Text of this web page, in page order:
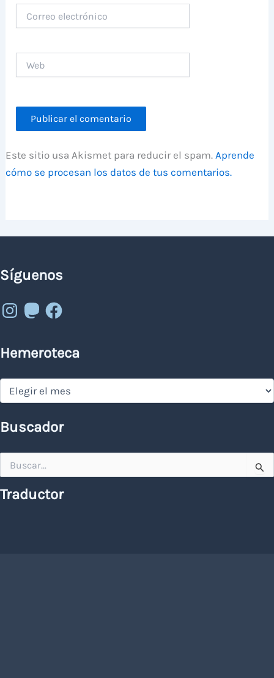
electrónico
Este sitio usa Akismet para reducir el spam.Aprende
cómo se procesan los datos de tus comentarios.
Síguenos
Instagram
MastodonFacebook
Hemeroteca
Hemeroteca
Buscador
por:
Traductor